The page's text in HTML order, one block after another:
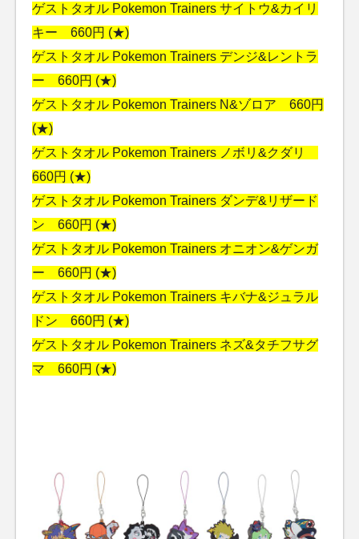
ゲストタオル Pokemon Trainers サイトウ&カイリ
キー 660円 (★)
ゲストタオル Pokemon Trainers デンジ&レントラ
ー 660円 (★)
ゲストタオル Pokemon Trainers N&ゾロア 660円
(★)
ゲストタオル Pokemon Trainers ノボリ&クダリ
660円 (★)
ゲストタオル Pokemon Trainers ダンデ&リザード
ン 660円 (★)
ゲストタオル Pokemon Trainers オニオン&ゲンガ
ー 660円 (★)
ゲストタオル Pokemon Trainers キバナ&ジュラル
ドン 660円 (★)
ゲストタオル Pokemon Trainers ネズ&タチフサグ
マ 660円 (★)